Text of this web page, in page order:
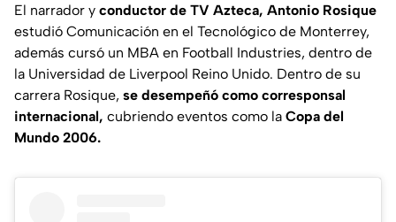
El narrador y conductor de TV Azteca, Antonio Rosique
estudió Comunicación en el Tecnológico de Monterrey,
además cursó un MBA en Football Industries, dentro de
la Universidad de Liverpool Reino Unido. Dentro de su
carrera Rosique, se desempeñó como corresponsal
internacional, cubriendo eventos como la Copa del
Mundo 2006.